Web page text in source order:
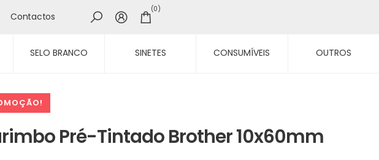
Contactos
0
SELO BRANCO SINETES CONSUMÍVEIS OUTROS
Pré-Tintado Brother 10x60mm